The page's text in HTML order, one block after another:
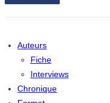
Auteurs
Fiche
Interviews
Chronique